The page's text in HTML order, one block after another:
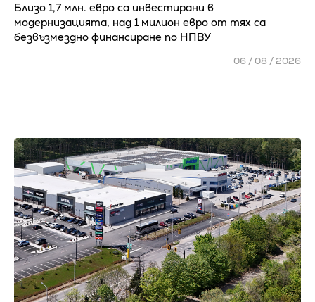
Близо 1,7 млн. евро са инвестирани в
модернизацията, над 1 милион евро от тях са
безвъзмездно финансиране по НПВУ
06 / 08 / 2026